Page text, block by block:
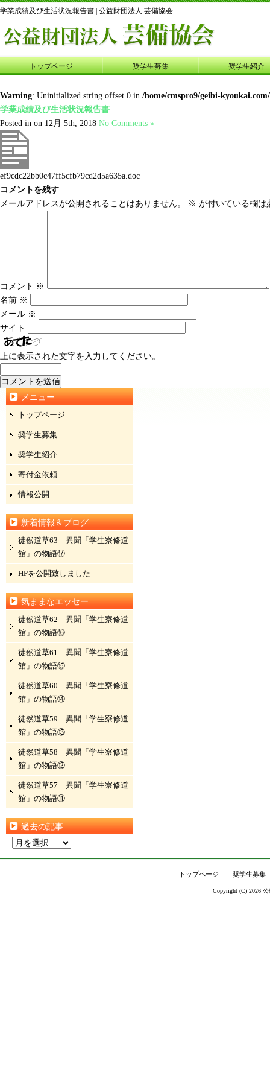
学業成績及び生活状況報告書 | 公益財団法人 芸備協会
トップページ 奨学生募集 奨学生紹介
Warning: Uninitialized string offset 0 in /home/cmspro9/geibi-
学業成績及び生活状況報告書
Posted in on 12月 5th, 2018 No Comments »
ef9cdc22bb0c47ff5cfb79cd2d5a635a.doc
コメントを残す
メールアドレスが公開されることはありません。
※ が付いている欄は
コメント ※
名前 ※
メール ※
サイト
上に表示された文字を入力してください。
メニュー
トップページ
奨学生募集
奨学生紹介
寄付金依頼
情報公開
新着情報＆ブログ
徒然道草63 異聞「学生寮修道
館」の物語⑰
HPを公開致しました
気ままなエッセー
徒然道草62 異聞「学生寮修道
館」の物語⑯
徒然道草61 異聞「学生寮修道
館」の物語⑮
徒然道草60 異聞「学生寮修道
館」の物語⑭
徒然道草59 異聞「学生寮修道
館」の物語⑬
徒然道草58 異聞「学生寮修道
館」の物語⑫
徒然道草57 異聞「学生寮修道
館」の物語⑪
過去の記事
トップページ 奨学生募集
Copyright (C) 2026 公